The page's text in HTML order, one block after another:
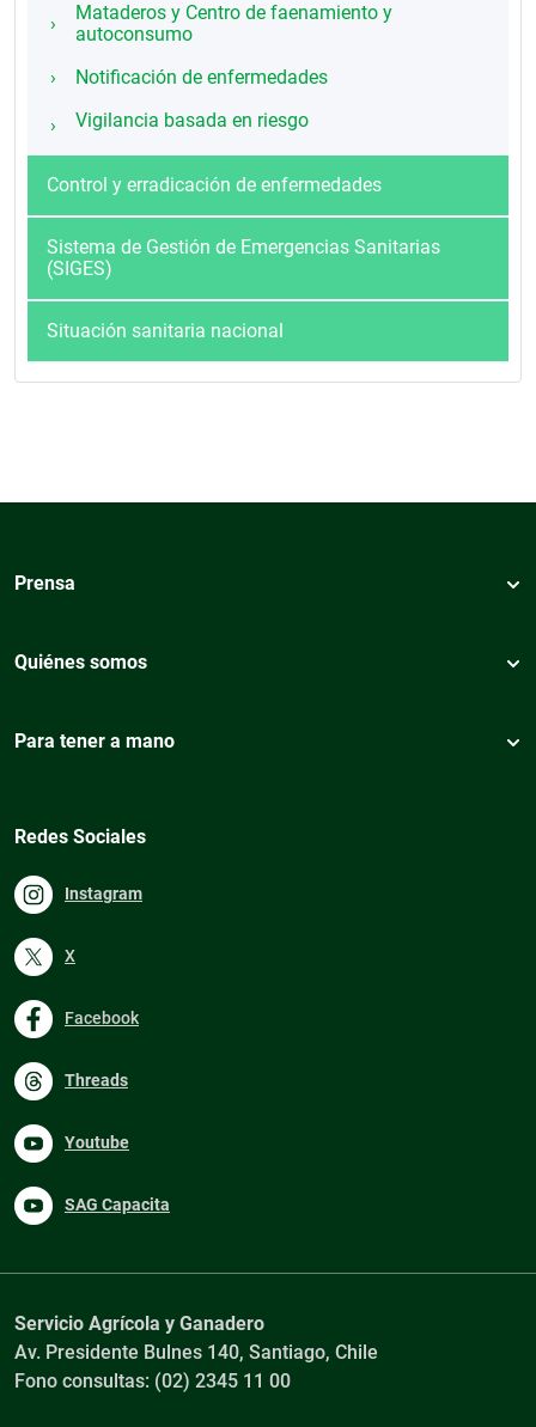
Mataderos y Centro de faenamiento y
autoconsumo
Notificación de enfermedades
Vigilancia basada en riesgo
Control y erradicación de enfermedades
Sistema de Gestión de Emergencias Sanitarias
(SIGES)
Situación sanitaria nacional
Prensa
Quiénes somos
Para tener a mano
Redes Sociales
Instagram
X
Facebook
Threads
Youtube
SAG Capacita
Servicio Agrícola y Ganadero
Av. Presidente Bulnes 140, Santiago, Chile
Fono consultas: (02) 2345 11 00